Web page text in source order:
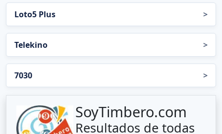
Loto5 Plus >
Telekino >
7030 >
SoyTimbero.com
Resultados de todas